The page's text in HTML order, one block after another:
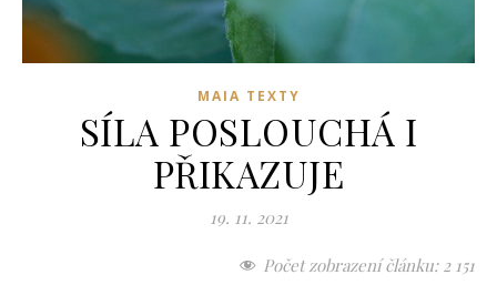
MAIA TEXTY
SÍLA POSLOUCHÁ I
PŘIKAZUJE
19. 11. 2021
Počet zobrazení článku: 2 151